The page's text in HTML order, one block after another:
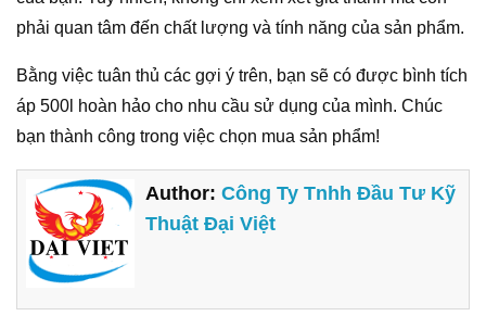
phải quan tâm đến chất lượng và tính năng của sản phẩm.
Bằng việc tuân thủ các gợi ý trên, bạn sẽ có được bình tích
áp 500l hoàn hảo cho nhu cầu sử dụng của mình. Chúc
bạn thành công trong việc chọn mua sản phẩm!
Author:Công Ty Tnhh Đầu Tư Kỹ
Thuật Đại Việt